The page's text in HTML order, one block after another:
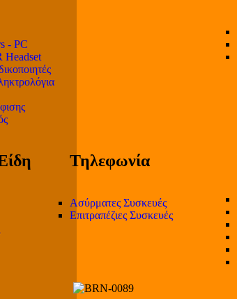
- PC
Headset
Τηλεφωνία
Ασύρματες Συσκευές
Επιτραπέζιες Συσκευές